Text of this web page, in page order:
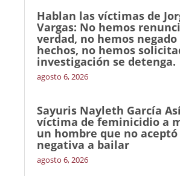
Hablan las víctimas de
Vargas: No hemos
verdad, no hemos negado
hechos, no hemos
investigación se detenga.
agosto 6, 2026
Sayuris Nayleth García
víctima de feminicidio a
un hombre que no aceptó
negativa a bailar
agosto 6, 2026